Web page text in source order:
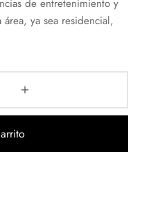
de entretenimiento y
ya sea residencial,